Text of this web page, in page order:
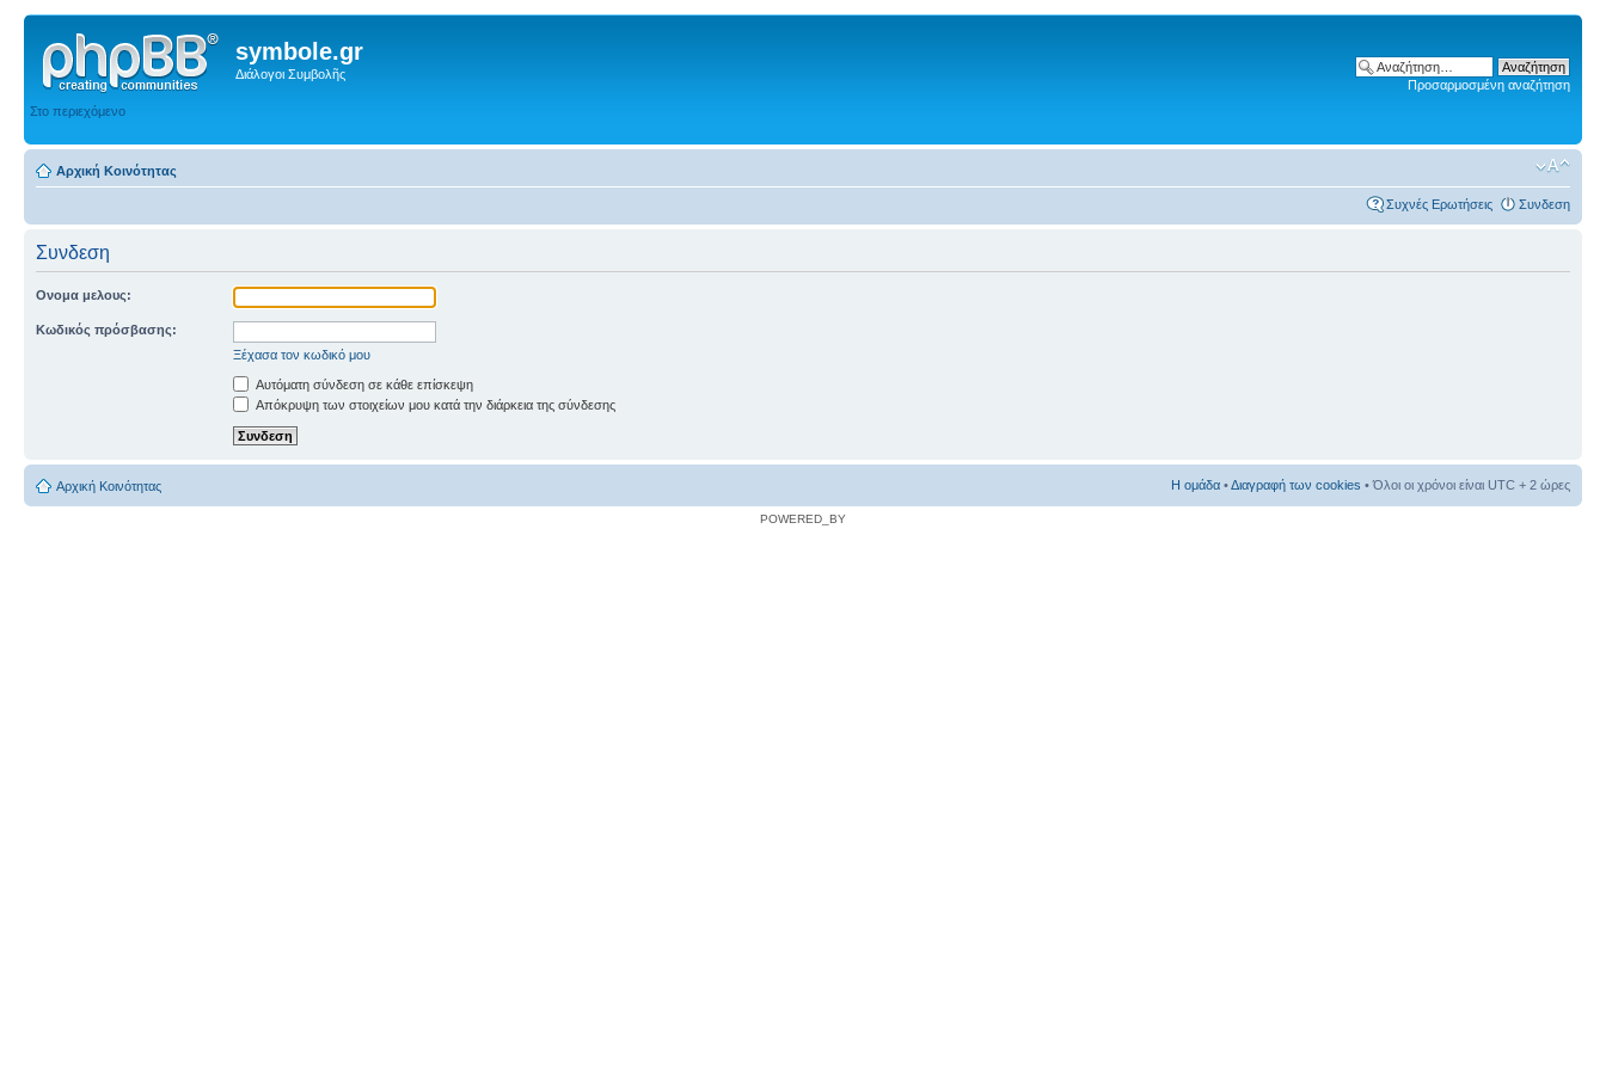
symbole.gr
Διάλογοι Συμβολῆς
Στο περιεχόμενο
Προσαρμοσμένη αναζήτηση
Αρχική Κοινότητας
Συχνές Ερωτήσεις Συνδεση
Συνδεση
Ονομα μελους:
Κωδικός πρόσβασης:
Ξέχασα τον κωδικό μου
Αυτόματη σύνδεση σε κάθε επίσκεψη
Απόκρυψη των στοιχείων μου κατά την διάρκεια της σύνδεσης
Αρχική Κοινότητας Η ομάδα •Διαγραφή των cookies • Όλοι οι χρόνοι είναι UTC + 2 ώρες
POWERED_BY